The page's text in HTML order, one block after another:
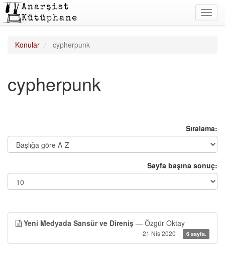
Konular cypherpunk
cypherpunk
Sıralama:
Sayfa başına sonuç:
Yeni Medyada Sansür ve Direniş — Özgür Oktay
21 Nis 2020 6 sayfa.